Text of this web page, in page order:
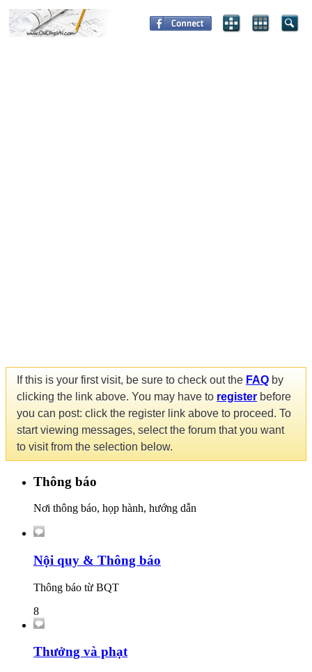
If this is your first visit, be sure to check out the FAQ by
clicking the link above. You may have to register before
you can post: click the register link above to proceed. To
start viewing messages, select the forum that you want
to visit from the selection below.
Thông báo
Nơi thông báo, họp hành, hướng dẫn
Nội quy & Thông báo
Thông báo từ BQT
8
Thưởng và phạt